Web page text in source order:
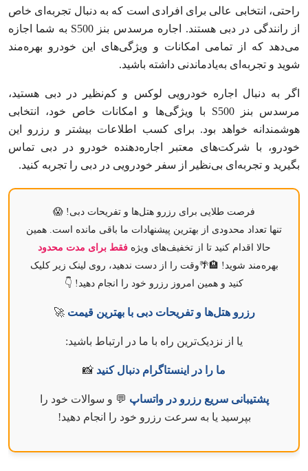
راحتی، انتخابی عالی برای افرادی است که به دنبال تجربه‌ای خاص
از رانندگی در دبی هستند. اجاره مرسدس بنز S500 به شما اجازه
می‌دهد که از تمامی امکانات و ویژگی‌های این خودرو بهره‌مند
شوید و تجربه‌ای به‌یادماندنی داشته باشید.
اگر به دنبال اجاره خودرویی لوکس و کم‌نظیر در دبی هستید،
مرسدس بنز S500 با ویژگی‌ها و امکانات خاص خود، انتخابی
هوشمندانه خواهد بود. برای کسب اطلاعات بیشتر و رزرو این
خودرو، با شرکت‌های معتبر اجاره‌دهنده خودرو در دبی تماس
بگیرید و تجربه‌ای بی‌نظیر از سفر خودرویی در دبی را تجربه کنید.
فرصت طلایی برای رزرو هتل‌ها و تفریحات دبی! 😱
تنها تعداد محدودی از بهترین پیشنهادات ما باقی مانده است. همین
حالا اقدام کنید تا از تخفیف‌های ویژهفقط برای مدت محدود
بهره‌مند شوید! 🏨🌴وقت را از دست ندهید، روی لینک زیر کلیک
کنید و همین امروز رزرو خود را انجام دهید! 👇
رزرو هتل‌ها و تفریحات دبی با بهترین قیمت 🚀
یا از نزدیک‌ترین راه با ما در ارتباط باشید:
ما را در اینستاگرام دنبال کنید 📸
پشتیبانی سریع رزرو در واتساپ 💬 و سوالات خود را
بپرسید یا به سرعت رزرو خود را انجام دهید!